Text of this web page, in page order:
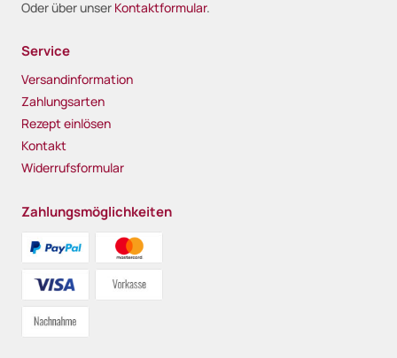
Oder über unser Kontaktformular.
Service
Versandinformation
Zahlungsarten
Rezept einlösen
Kontakt
Widerrufsformular
Zahlungsmöglichkeiten